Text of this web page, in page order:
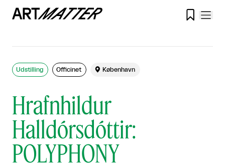

Hrafnhildur
Halldórsdóttir:
POLYPHONY
Udstilling Officinet  København